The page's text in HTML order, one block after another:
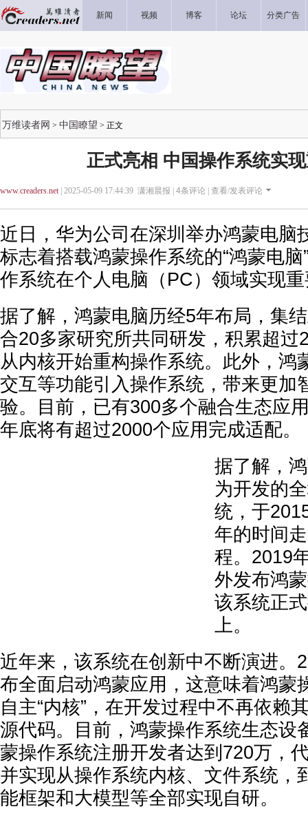
新闻 视频 博客 论坛 分类广告
万维读者网 > 中国瞭望 > 正文
正式亮相 中国操作系统实
www.creaders.net| 2025-05-09 17:44:39 潇湘晨报 | 4条评论 | 查看/发表评论
近日，华为公司在深圳举办鸿蒙电脑
标志着搭载鸿蒙操作系统的“鸿蒙电
作系统在个人电脑（PC）领域实现
据了解，鸿蒙电脑历经5年布局，集
合20多家研究所共同研发，积累超过
从内核开始重构操作系统。此外，鸿
交互等功能引入操作系统，带来更加
验。目前，已有300多个融合生态应
年底将有超过2000个应用完成适配。
据了解，
为开发的
统，于
年的时间
程。2019
外发布鸿
该系统正
上。
近年来，该系统在创新中不断演进。
布全面启动鸿蒙应用，这意味着鸿蒙
自主“内核”，在开发过程中不再依赖
源代码。目前，鸿蒙操作系统生态设
蒙操作系统注册开发者达到720万，
并实现从操作系统内核、文件系统，
能框架和大模型等全部实现自研。